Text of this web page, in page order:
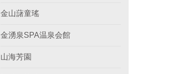
金山藷童瑤
金湧泉SPA温泉会館
山海芳園